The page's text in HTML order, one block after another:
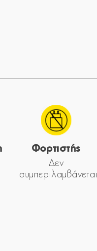
Φορτιστής
Δεν
συμπεριλαμβάνεται